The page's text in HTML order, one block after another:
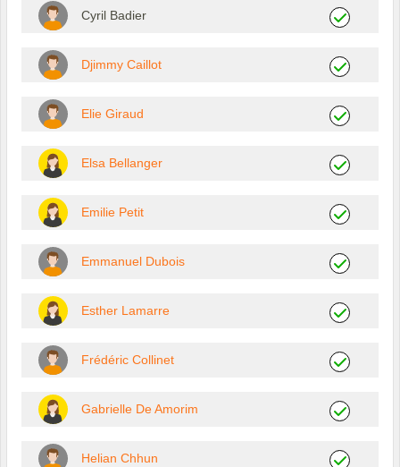
Cyril Badier
Djimmy Caillot
Elie Giraud
Elsa Bellanger
Emilie Petit
Emmanuel Dubois
Esther Lamarre
Frédéric Collinet
Gabrielle De Amorim
Helian Chhun